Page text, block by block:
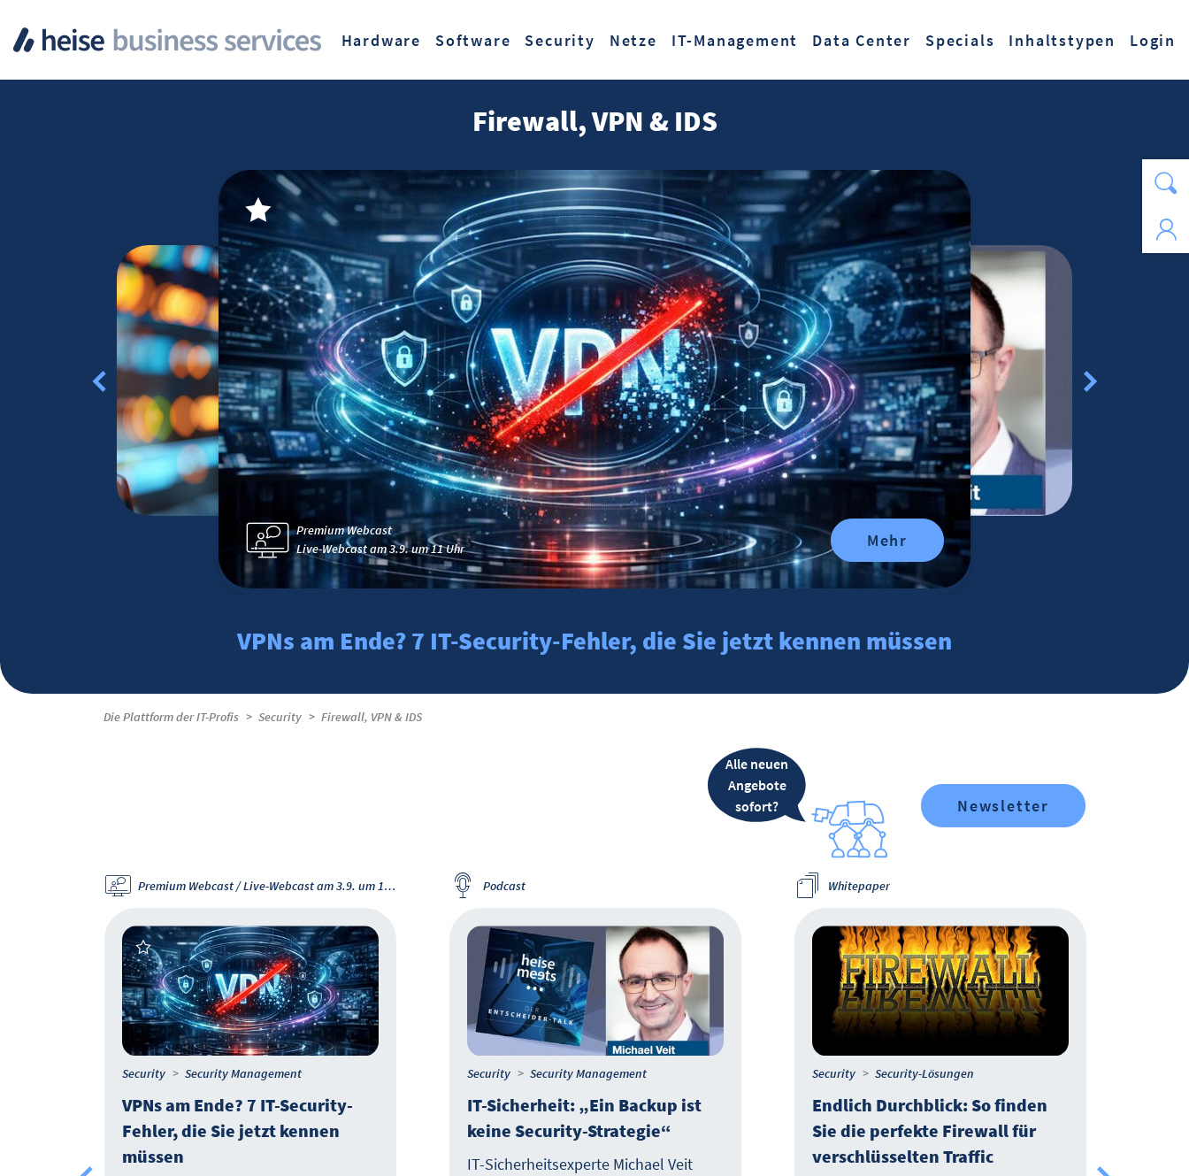
Hardware
Software Security Netze IT-Management Data Center Specials Inhaltstypen Login
Firewall, VPN & IDS
Premium Webcast
Live-Webcast am 3.9. um 11 Uhr
Mehr
VPNs am Ende? 7 IT-Security-Fehler, die Sie jetzt kennen müssen
Die Plattform der IT-Profis Security Firewall, VPN & IDS
Alle neuen
Angebote
sofort?
Newsletter
Premium Webcast / Live-Webcast am 3.9. um 11 Uhr
Security Security Management
VPNs am Ende? 7 IT-Security-
Fehler, die Sie jetzt kennen
müssen
Podcast
Security Security Management
IT-Sicherheit: „Ein Backup ist
keine Security-Strategie“
IT-Sicherheitsexperte Michael Veit
Whitepaper
Security Security-Lösungen
Endlich Durchblick: So finden
Sie die perfekte Firewall für
verschlüsselten Traffic